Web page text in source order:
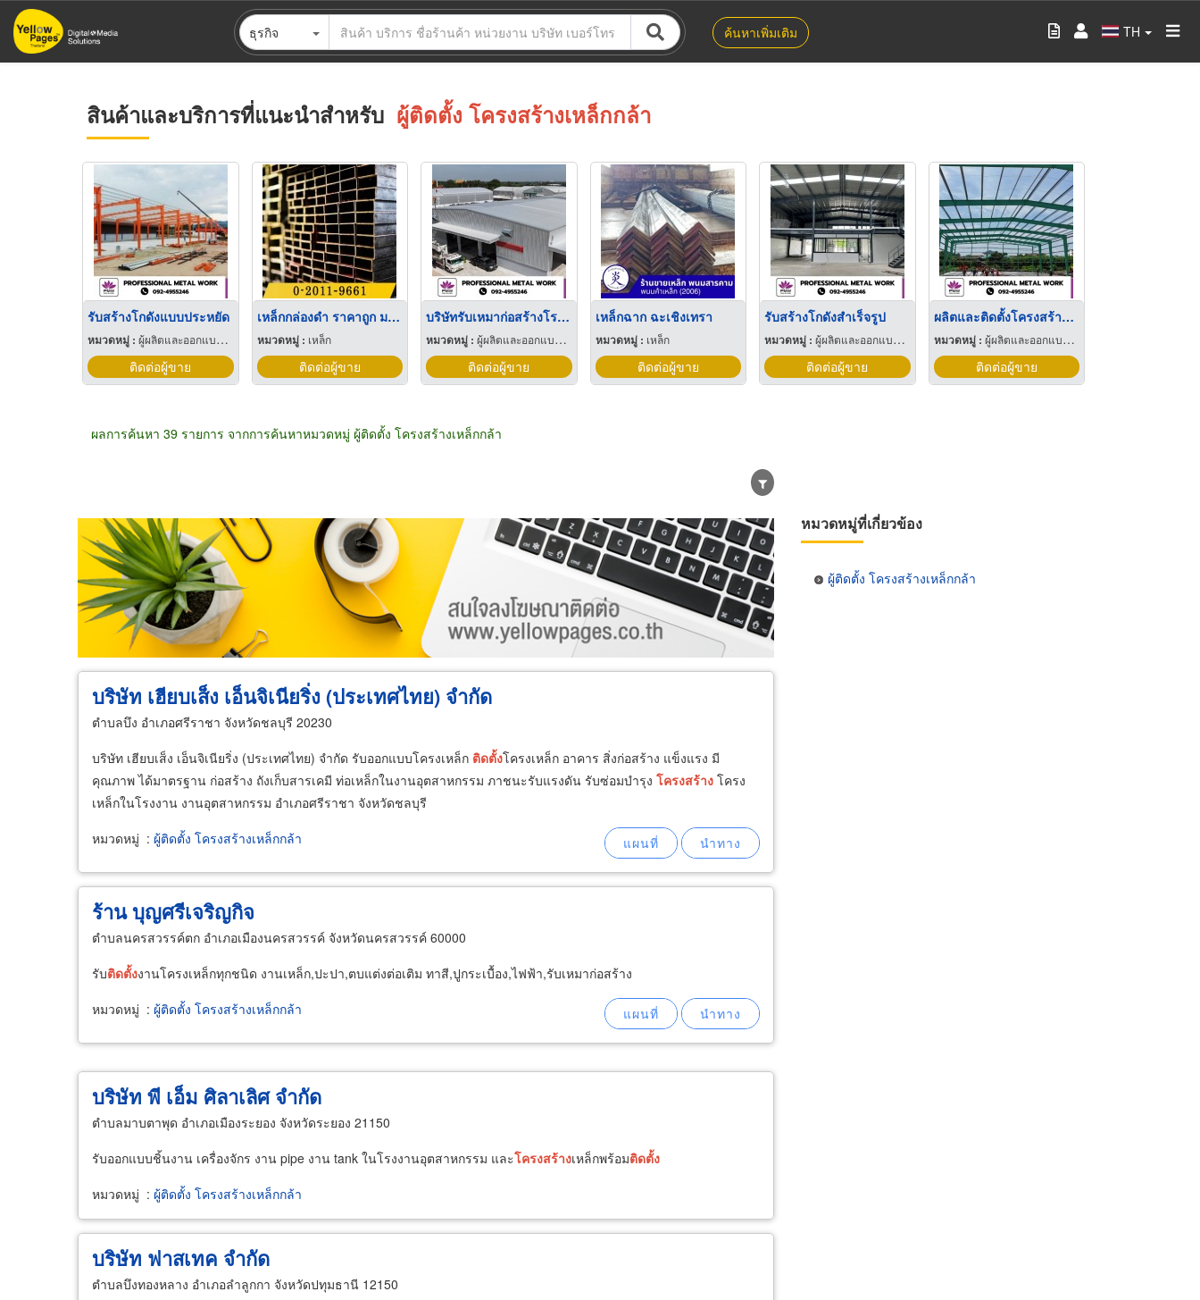
ข้าม
ไป
ธุรกิจ ค้นหาเพิ่มเติม TH
สินค้าและบริการที่แนะนำสำหรับ ผู้ติดตั้ง โครงสร้างเหล็กกล้า
รับสร้างโกดังแบบประหยัด
หมวดหมู่ : ผู้ผลิตและออกแบบโครงสร้างเหล็ก
ติดต่อผู้ขาย
เหล็กกล่องดำ ราคาถูก มอก.
หมวดหมู่ : เหล็ก
ติดต่อผู้ขาย
บริษัทรับเหมาก่อสร้างโรงงานโครงสร้างสำเร็จรูป
หมวดหมู่ : ผู้ผลิตและออกแบบโครงสร้างเหล็ก
ติดต่อผู้ขาย
เหล็กฉาก ฉะเชิงเทรา
หมวดหมู่ : เหล็ก
ติดต่อผู้ขาย
รับสร้างโกดังสำเร็จรูป
หมวดหมู่ : ผู้ผลิตและออกแบบโครงสร้างเหล็ก
ติดต่อผู้ขาย
ผลิตและติดตั้งโครงสร้างเหล็กสำเร็จรูป PEB
หมวดหมู่ : ผู้ผลิตและออกแบบโครงสร้างเหล็ก
ติดต่อผู้ขาย
ผลการค้นหา 39 รายการ จากการค้นหาหมวดหมู่ ผู้ติดตั้ง โครงสร้างเหล็กกล้า
ขายส่ง ขายปลีก ผู้ผลิต ตัวแทนจัดจำหน่าย ผู้ส่งออก/นำเข้า ธุรกิจบริการ
บริษัท เฮียบเส็ง เอ็นจิเนียริ่ง (ประเทศไทย) จำกัด
ตำบลบึง อำเภอศรีราชา จังหวัดชลบุรี 20230
บริษัท เฮียบเส็ง เอ็นจิเนียริ่ง (ประเทศไทย) จำกัด รับออกแบบโครงเหล็ก ติดตั้งโครงเหล็ก อาคาร สิ่งก่อสร้าง แข็งแรง มี
คุณภาพ ได้มาตรฐาน ก่อสร้าง ถังเก็บสารเคมี ท่อเหล็กในงานอุตสาหกรรม ภาชนะรับแรงดัน รับซ่อมบำรุง โครงสร้าง โครง
เหล็กในโรงงาน งานอุตสาหกรรม อำเภอศรีราชา จังหวัดชลบุรี
หมวดหมู่ : ผู้ติดตั้ง โครงสร้างเหล็กกล้า
ร้าน บุญศรีเจริญกิจ
ตำบลนครสวรรค์ตก อำเภอเมืองนครสวรรค์ จังหวัดนครสวรรค์ 60000
รับติดตั้งงานโครงเหล็กทุกชนิด งานเหล็ก,ปะปา,ตบแต่งต่อเติม ทาสี,ปูกระเบื้อง,ไฟฟ้า,รับเหมาก่อสร้าง
หมวดหมู่ : ผู้ติดตั้ง โครงสร้างเหล็กกล้า
บริษัท พี เอ็ม ศิลาเลิศ จำกัด
ตำบลมาบตาพุด อำเภอเมืองระยอง จังหวัดระยอง 21150
รับออกแบบชิ้นงาน เครื่องจักร งาน pipe งาน tank ในโรงงานอุตสาหกรรม และโครงสร้างเหล็กพร้อมติดตั้ง
หมวดหมู่ : ผู้ติดตั้ง โครงสร้างเหล็กกล้า
บริษัท ฟาสเทค จำกัด
ตำบลบึงทองหลาง อำเภอลำลูกกา จังหวัดปทุมธานี 12150
หมวดหมู่ที่เกี่ยวข้อง
ผู้ติดตั้ง โครงสร้างเหล็กกล้า